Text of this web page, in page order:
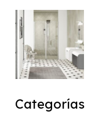
Categorías